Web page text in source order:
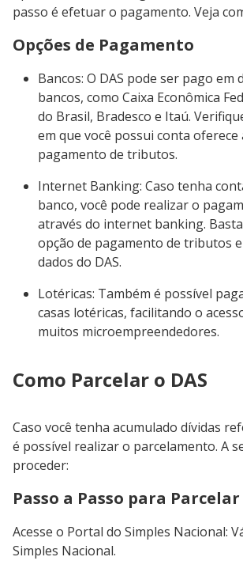
passo é efetuar o pagamento. Veja
Opções de Pagamento
Bancos: O DAS pode ser pago em
bancos, como Caixa Econômica
do Brasil, Bradesco e Itaú.
em que você possui conta oferece
pagamento de tributos.
Internet Banking: Caso tenha
banco, você pode realizar o
através do internet banking.
opção de pagamento de tributos
dados do DAS.
Lotéricas: Também é possível
casas lotéricas, facilitando o
muitos microempreendedores.
Como Parcelar o DAS
Caso você tenha acumulado dívidas
é possível realizar o parcelamento. A
proceder:
Passo a Passo para Parcelar
Acesse o Portal do Simples Nacional:
Simples Nacional.